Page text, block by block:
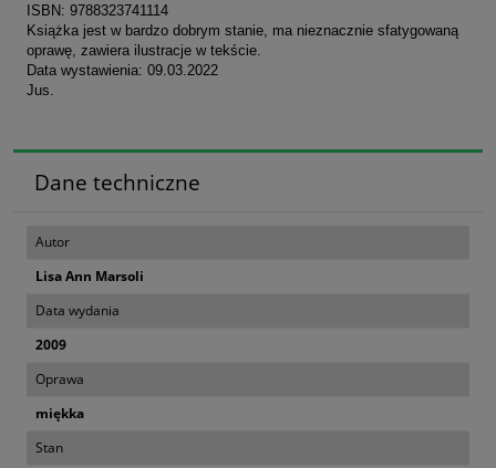
ISBN: 9788323741114
Książka jest w bardzo dobrym stanie, ma nieznacznie sfatygowaną
oprawę, zawiera ilustracje w tekście.
Data wystawienia: 09.03.2022
Jus.
Dane techniczne
Autor
Lisa Ann Marsoli
Data wydania
2009
Oprawa
miękka
Stan